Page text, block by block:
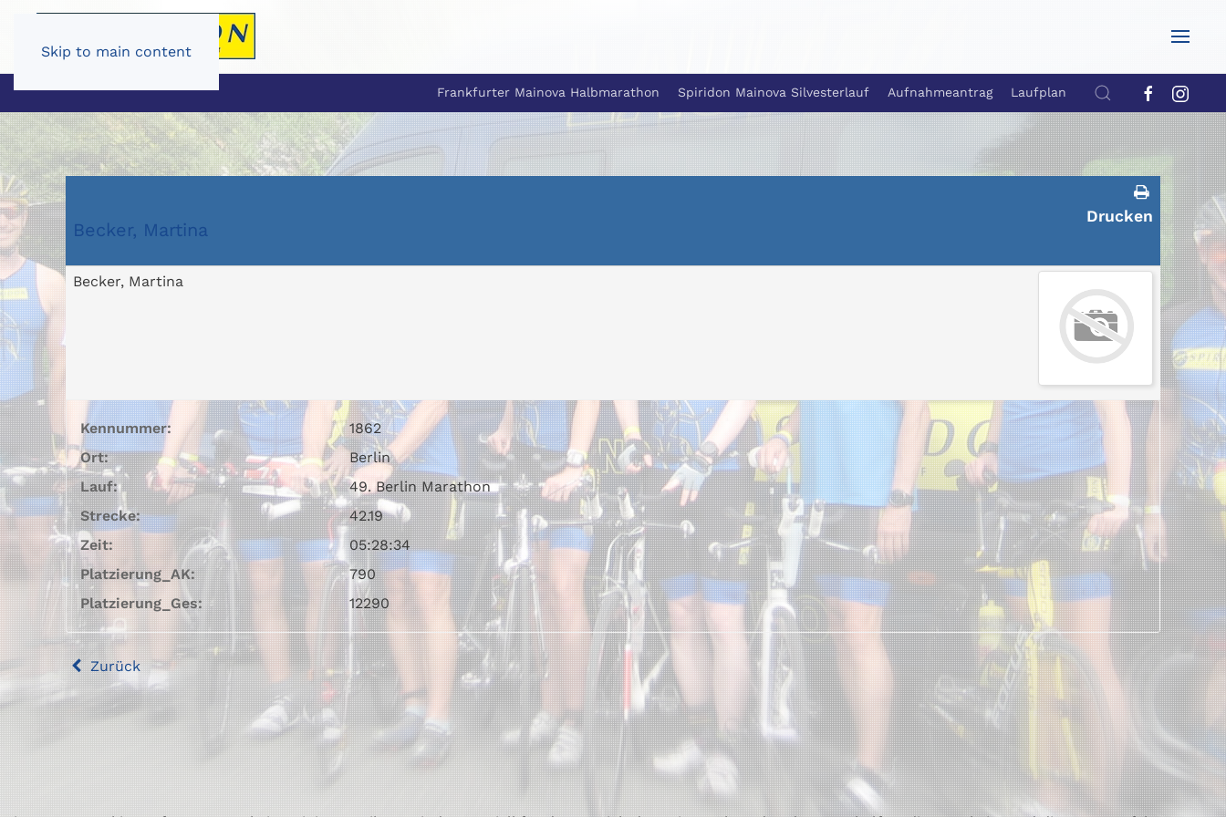
Skip to main content
Frankfurter Mainova Halbmarathon Spiridon Mainova Silvesterlauf Aufnahmeantrag Laufplan
Drucken
Becker, Martina
Becker, Martina
Kennummer:
1862
Ort:
Berlin
Lauf:
49. Berlin Marathon
Strecke:
42.19
Zeit:
05:28:34
Platzierung_AK:
790
Platzierung_Ges:
12290
Zurück